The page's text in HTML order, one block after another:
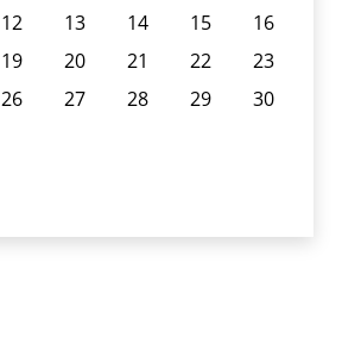
12 13 14 15
16
19 20 21 22
23
26 27 28 29
30